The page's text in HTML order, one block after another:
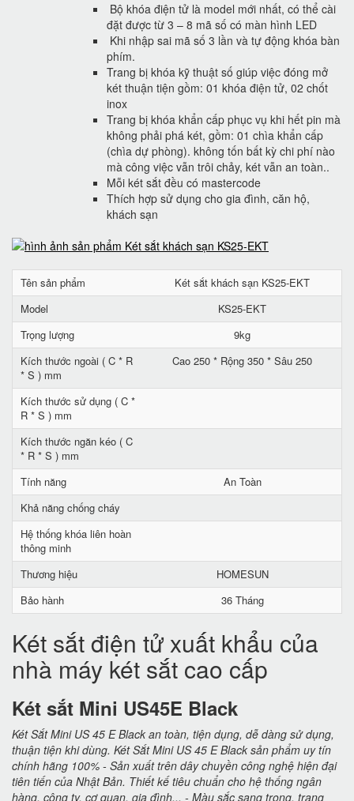
Bộ khóa điện tử là model mới nhất, có thể cài
đặt được từ 3 – 8 mã số có màn hình LED
Khi nhập sai mã số 3 lần và tự động khóa bàn
phím.
Trang bị khóa kỹ thuật số giúp việc đóng mở
két thuận tiện gồm: 01 khóa điện tử, 02 chốt
inox
Trang bị khóa khẩn cấp phục vụ khi hết pin mà
không phải phá két, gồm: 01 chìa khẩn cấp
(chìa dự phòng). không tốn bất kỳ chi phí nào
mà công việc vẫn trôi chảy, két vẫn an toàn..
Mỗi két sắt đều có mastercode
Thích hợp sử dụng cho gia đình, căn hộ,
khách sạn
Tên sản phẩm
Két sắt khách sạn KS25-EKT
Model
KS25-EKT
Trọng lượng
9kg
Kích thước ngoài ( C * R
* S ) mm
Cao 250 * Rộng 350 * Sâu 250
Kích thước sử dụng ( C *
R * S ) mm
Kích thước ngăn kéo ( C
* R * S ) mm
Tính năng
An Toàn
Khả năng chống cháy
Hệ thống khóa liên hoàn
thông minh
Thương hiệu
HOMESUN
Bảo hành
36 Tháng
Két sắt điện tử xuất khẩu của
nhà máy két sắt cao cấp
Két sắt Mini US45E Black
Két Sắt Mini US 45 E Black an toàn, tiện dụng, dễ dàng sử dụng,
thuận tiện khi dùng. Két Sắt Mini US 45 E Black sản phẩm uy tín
chính hãng 100% - Sản xuất trên dây chuyền công nghệ hiện đại
tiên tiến của Nhật Bản. Thiết kế tiêu chuẩn cho hệ thống ngân
hàng, công ty, cơ quan, gia đình... - Màu sắc sang trọng, trang